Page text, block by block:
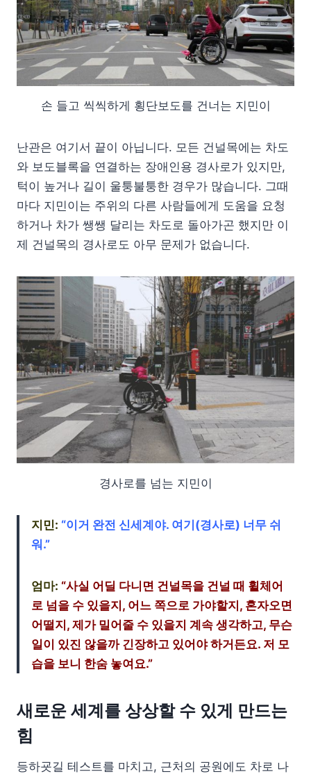
손 들고 씩씩하게 횡단보도를 건너는 지민이
난관은 여기서 끝이 아닙니다. 모든 건널목에는 차도
와 보도블록을 연결하는 장애인용 경사로가 있지만,
턱이 높거나 길이 울퉁불퉁한 경우가 많습니다. 그때
마다 지민이는 주위의 다른 사람들에게 도움을 요청
하거나 차가 쌩쌩 달리는 차도로 돌아가곤 했지만 이
제 건널목의 경사로도 아무 문제가 없습니다.
경사로를 넘는 지민이
지민: “이거 완전 신세계야. 여기(경사로) 너무 쉬
워.”
엄마: “사실 어딜 다니면 건널목을 건널 때 휠체어
로 넘을 수 있을지, 어느 쪽으로 가야할지, 혼자오면
어떨지, 제가 밀어줄 수 있을지 계속 생각하고, 무슨
일이 있진 않을까 긴장하고 있어야 하거든요. 저 모
습을 보니 한숨 놓여요.”
새로운 세계를 상상할 수 있게 만드는
힘
등하굣길 테스트를 마치고, 근처의 공원에도 차로 나